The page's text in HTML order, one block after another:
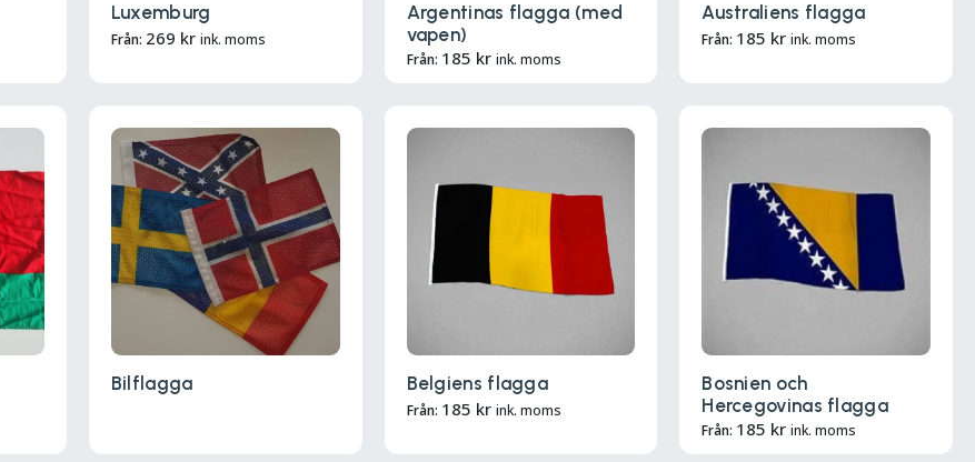
Luxemburg
Från: 269 kr ink. moms
Argentinas flagga (med
vapen)
Från: 185 kr ink. moms
Australiens flagga
Från: 185 kr ink. moms
Bilflagga Belgiens flagga
Från: 185 kr ink. moms
Bosnien och
Hercegovinas flagga
Från: 185 kr ink. moms